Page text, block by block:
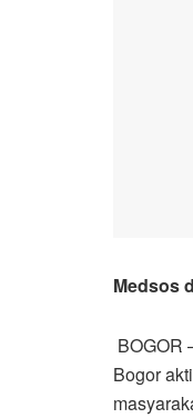
Medsos
BOGOR
Bogor